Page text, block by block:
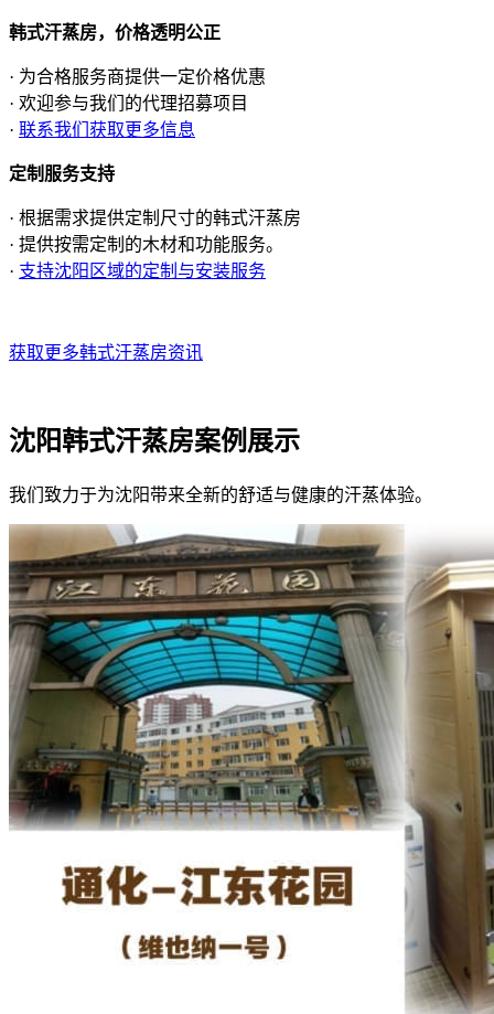
韩式汗蒸房，价格透明公正
· 为合格服务商提供一定价格优惠
· 欢迎参与我们的代理招募项目
· 联系我们获取更多信息
定制服务支持
· 根据需求提供定制尺寸的韩式汗蒸房
· 提供按需定制的木材和功能服务。
· 支持沈阳区域的定制与安装服务
获取更多韩式汗蒸房资讯
沈阳韩式汗蒸房案例展示
我们致力于为沈阳带来全新的舒适与健康的汗蒸体验。